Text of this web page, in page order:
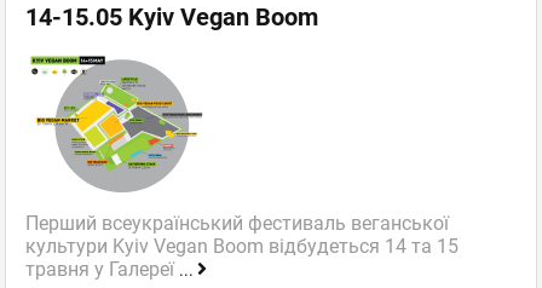
14-15.05 Kyiv Vegan Boom
Перший всеукраїнський фестиваль веганської
культури Kyiv Vegan Boom відбудеться 14 та 15
травня у Галереї ...